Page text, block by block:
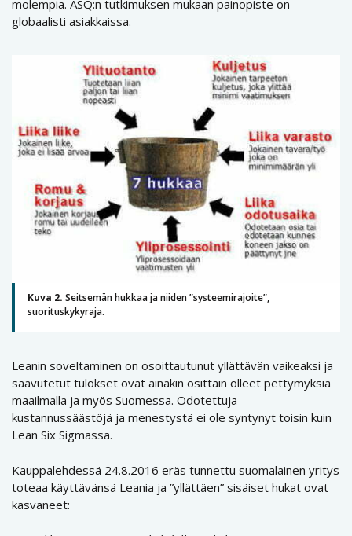
molempia. ASQ:n tutkimuksen mukaan painopiste on
globaalisti asiakkaissa.
Kuva 2. Seitsemän hukkaa ja niiden ”systeemirajoite”,
suorituskykyraja.
Leanin soveltaminen on osoittautunut yllättävän vaikeaksi ja
saavutetut tulokset ovat ainakin osittain olleet pettymyksiä
maailmalla ja myös Suomessa. Odotettuja
kustannussäästöjä ja menestystä ei ole syntynyt toisin kuin
Lean Six Sigmassa.
Kauppalehdessä 24.8.2016 eräs tunnettu suomalainen yritys
toteaa käyttävänsä Leania ja ”yllättäen” sisäiset hukat ovat
kasvaneet: